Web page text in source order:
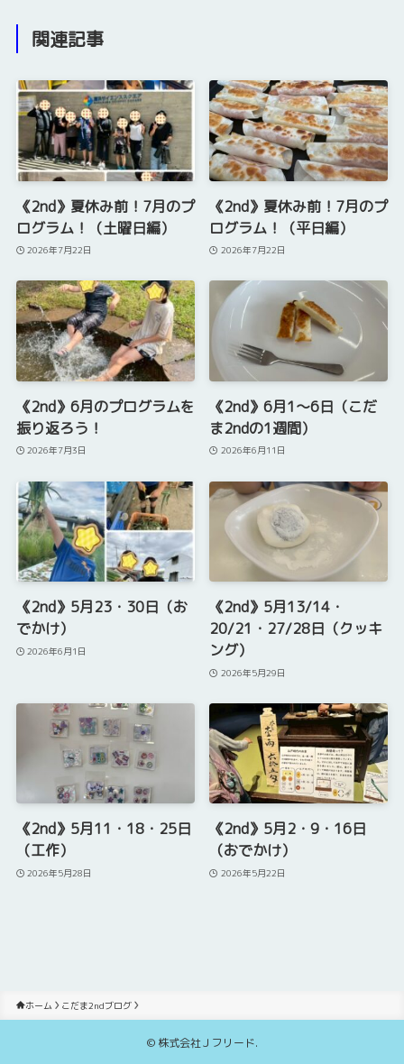
関連記事
《2nd》夏休み前！7月のプ
ログラム！（土曜日編）
2026年7月22日
《2nd》夏休み前！7月のプ
ログラム！（平日編）
2026年7月22日
《2nd》6月のプログラムを
振り返ろう！
2026年7月3日
《2nd》6月1～6日（こだ
ま2ndの1週間）
2026年6月11日
《2nd》5月23・30日（お
でかけ）
2026年6月1日
《2nd》5月13/14・
20/21・27/28日（クッキ
ング）
2026年5月29日
《2nd》5月11・18・25日
（工作）
2026年5月28日
《2nd》5月2・9・16日
（おでかけ）
2026年5月22日
ホーム こだま2ndブログ
©株式会社Ｊフリード.